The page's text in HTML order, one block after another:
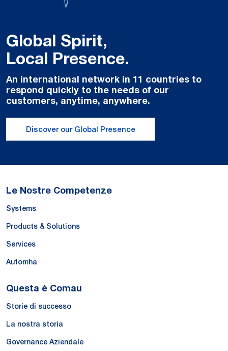
Global Spirit,
Local Presence.
An international network in 11 countries to
respond quickly to the needs of our
customers, anytime, anywhere.
Discover our Global Presence
Le Nostre Competenze
Systems
Products & Solutions
Services
Automha
Questa è Comau
Storie di successo
La nostra storia
Governance Aziendale